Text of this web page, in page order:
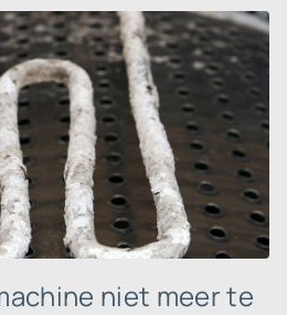
niet meer te